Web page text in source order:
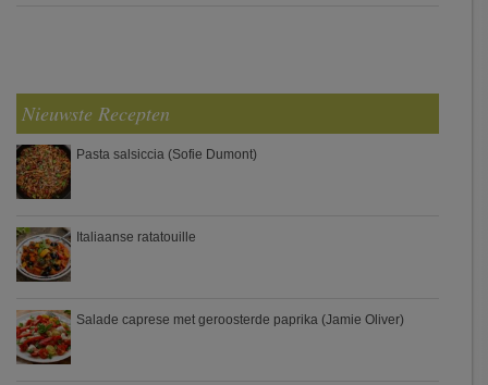
Nieuwste Recepten
Pasta salsiccia (Sofie Dumont)
Italiaanse ratatouille
Salade caprese met geroosterde paprika (Jamie Oliver)